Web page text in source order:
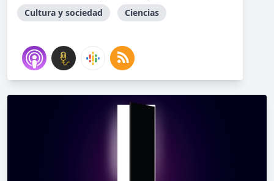
Cultura y sociedad Ciencias